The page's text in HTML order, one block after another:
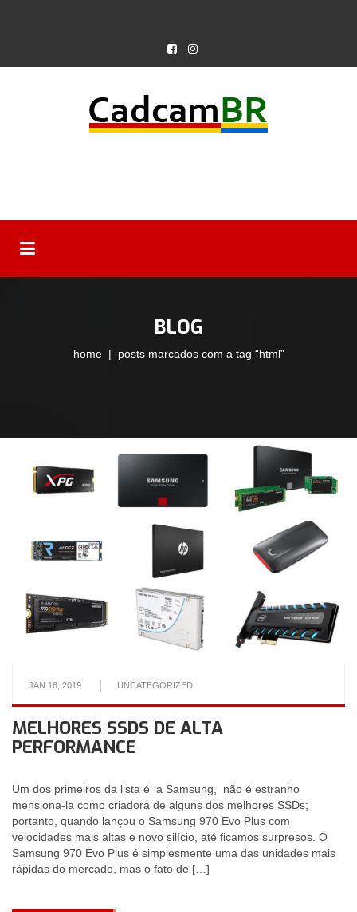
BLOG
home| posts marcados com a tag “html”
JAN 18, 2019 UNCATEGORIZED
MELHORES SSDS DE ALTA
PERFORMANCE
Um dos primeiros da lista é a Samsung, não é estranho
mensiona-la como criadora de alguns dos melhores SSDs;
portanto, quando lançou o Samsung 970 Evo Plus com
velocidades mais altas e novo silício, até ficamos surpresos. O
Samsung 970 Evo Plus é simplesmente uma das unidades mais
rápidas do mercado, mas o fato de […]